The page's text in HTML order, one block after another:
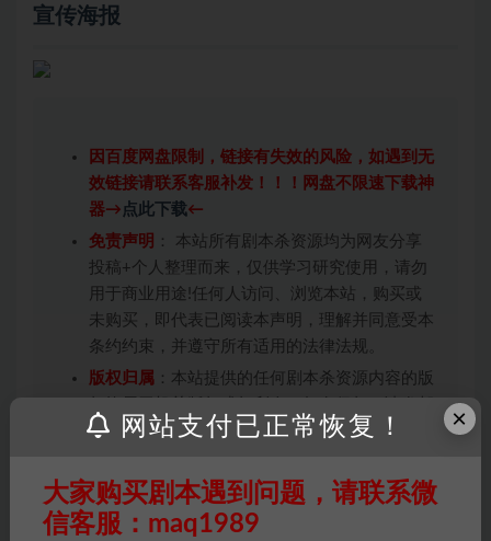
宣传海报
因百度网盘限制，链接有失效的风险，如遇到无
效链接请联系客服补发！！！网盘不限速下载神
器→ 点此下载←
免责声明 ： 本站所有剧本杀资源均为网友分享
投稿+个人整理而来，仅供学习研究使用，请勿
用于商业用途!任何人访问、浏览本站，购买或
未购买，即代表已阅读本声明，理解并同意受本
条约约束，并遵守所有适用的法律法规。
版权归属 ：本站提供的任何剧本杀资源内容的版
件通知并提供相关证实资料至邮箱
会在三天内下架相关剧本攻略。
积分说明∶剧本杀下载所需积分非剧本杀资源自
×
网站支付已正常恢复！
大家购买剧本遇到问题，请联系微
信客服：maq1989